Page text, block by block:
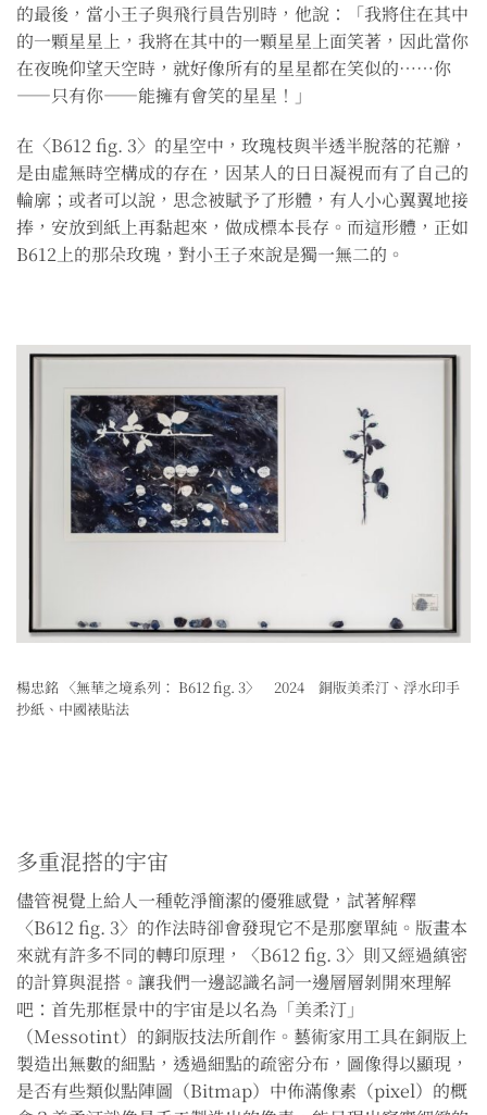
的最後，當小王子與飛行員告別時，他說：「我將住在其中
的一顆星星上，我將在其中的一顆星星上面笑著，因此當你
在夜晚仰望天空時，就好像所有的星星都在笑似的⋯⋯你
——只有你——能擁有會笑的星星！」
在〈B612 fig. 3〉的星空中，玫瑰枝與半透半脫落的花瓣，
是由虛無時空構成的存在，因某人的日日凝視而有了自己的
輪廓；或者可以說，思念被賦予了形體，有人小心翼翼地接
捧，安放到紙上再黏起來，做成標本長存。而這形體，正如
B612上的那朵玫瑰，對小王子來說是獨一無二的。
楊忠銘 〈無華之境系列： B612 fig. 3〉 2024 銅版美柔汀、浮水印手
抄紙、中國裱貼法
多重混搭的宇宙
儘管視覺上給人一種乾淨簡潔的優雅感覺，試著解釋
〈B612 fig. 3〉的作法時卻會發現它不是那麼單純。版畫本
來就有許多不同的轉印原理，〈B612 fig. 3〉則又經過縝密
的計算與混搭。讓我們一邊認識名詞一邊層層剝開來理解
吧：首先那框景中的宇宙是以名為「美柔汀」
（Messotint）的銅版技法所創作。藝術家用工具在銅版上
製造出無數的細點，透過細點的疏密分布，圖像得以顯現，
是否有些類似點陣圖（Bitmap）中佈滿像素（pixel）的概